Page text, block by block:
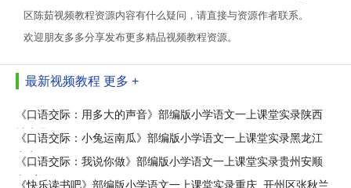
区陈茹视频教程资源内容有什么疑问，请直接与资源作者联系。
欢迎朋友多多分享发布更多精品视频教程资源。
最新视频教程 更多 +
《口语交际：用多大的声音》部编版小学语文一上课堂实录陕西
神木县
《口语交际：小兔运南瓜》部编版小学语文一上课堂实录黑龙江
齐齐哈
《口语交际：我说你做》部编版小学语文一上课堂实录贵州安顺
市_普
《快乐读书吧》部编版小学语文一上课堂实录重庆_开州区张秋兰